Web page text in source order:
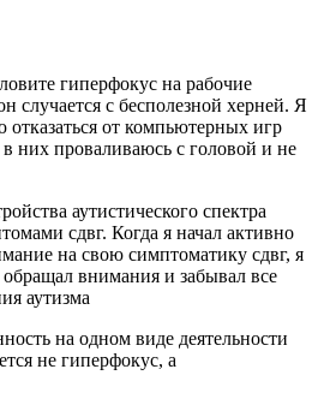
гиперфокус на рабочие
случается с бесполезной херней. Я
от компьютерных игр
них проваливаюсь с головой и не
аутистического спектра
сдвг. Когда я начал активно
на свою симптоматику сдвг, я
внимания и забывал все
аутизма
на одном виде деятельности
не гиперфокус, а